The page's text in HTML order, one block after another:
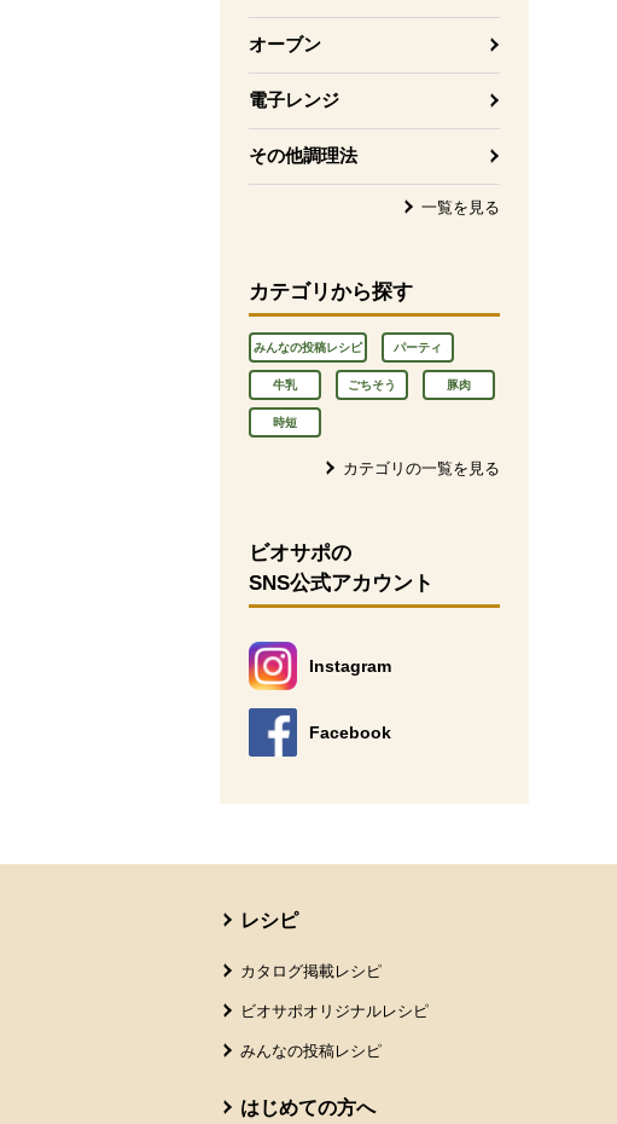
オーブン
電子レンジ
その他調理法
一覧を見る
カテゴリから探す
みんなの投稿レシピ パーティ
牛乳 ごちそう 豚肉
時短
カテゴリの一覧を見る
ビオサポの
SNS公式アカウント
Instagram
別のウィンドウで開きます。
Facebook
別のウィンドウで開きます。
レシピ
カタログ掲載レシピ
ビオサポオリジナルレシピ
みんなの投稿レシピ
はじめての方へ